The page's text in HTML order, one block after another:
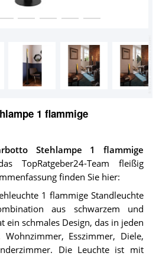
1 flammige
Stehlampe 1 flammige
TopRatgeber24-Team fleißig
finden Sie hier:
1 flammige Standleuchte
aus schwarzem und
ein schmales Design, das in jeden
Esszimmer, Diele,
Die Leuchte ist mit